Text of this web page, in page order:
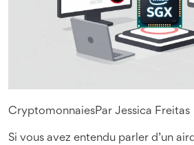
CryptomonnaiesPar Jessica Freitas
Si vous avez entendu parler d’un